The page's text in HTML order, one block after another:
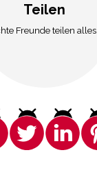
Teilen
Freunde teilen alles.